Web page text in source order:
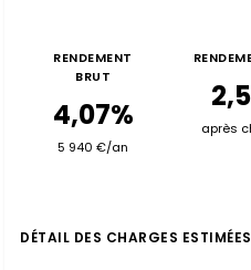
RENDEMENT
BRUT
4,07%
5 940 €/an
après
DÉTAIL DES CHARGES ESTIMÉES